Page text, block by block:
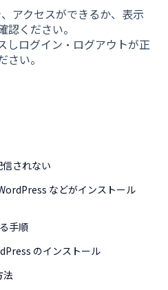
アクセスができるか、表示
ください。
しログイン・ログアウトが正
い。
されない
などがインストール
手順
のインストール
法